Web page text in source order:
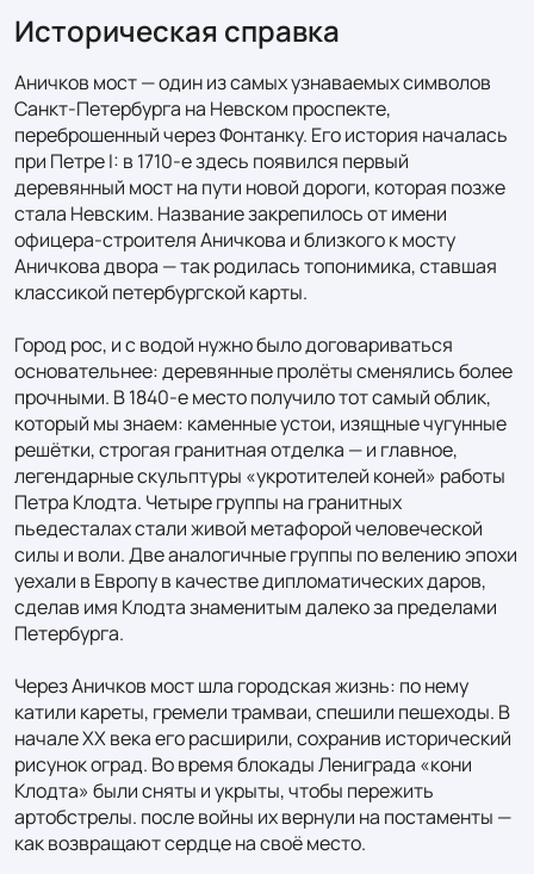
Историческая справка
Аничков мост — один из самых узнаваемых символов
Санкт‑Петербурга на Невском проспекте,
переброшенный через Фонтанку. Его история началась
при Петре I: в 1710‑е здесь появился первый
деревянный мост на пути новой дороги, которая позже
стала Невским. Название закрепилось от имени
офицера‑строителя Аничкова и близкого к мосту
Аничкова двора — так родилась топонимика, ставшая
классикой петербургской карты.
Город рос, и с водой нужно было договариваться
основательнее: деревянные пролёты сменялись более
прочными. В 1840‑е место получило тот самый облик,
который мы знаем: каменные устои, изящные чугунные
решётки, строгая гранитная отделка — и главное,
легендарные скульптуры «укротителей коней» работы
Петра Клодта. Четыре группы на гранитных
пьедесталах стали живой метафорой человеческой
силы и воли. Две аналогичные группы по велению эпохи
уехали в Европу в качестве дипломатических даров,
сделав имя Клодта знаменитым далеко за пределами
Петербурга.
Через Аничков мост шла городская жизнь: по нему
катили кареты, гремели трамваи, спешили пешеходы. В
начале XX века его расширили, сохранив исторический
рисунок оград. Во время блокады Лениграда «кони
Клодта» были сняты и укрыты, чтобы пережить
артобстрелы. после войны их вернули на постаменты —
как возвращают сердце на своё место.